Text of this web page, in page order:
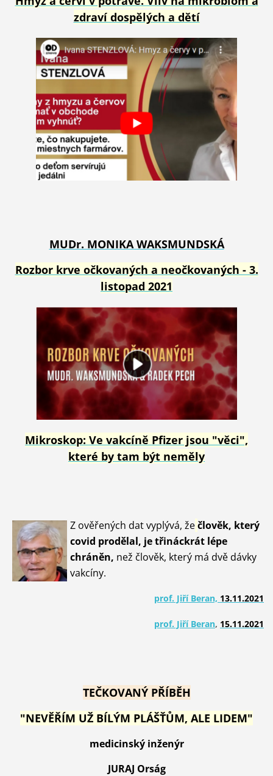
zdraví dospělých a dětí
MUDr. MONIKA WAKSMUNDSKÁ
Rozbor krve očkovaných a neočkovaných - 3.
listopad 2021
Mikroskop: Ve vakcíně Pfizer jsou "věci",
které by tam být neměly
Z ověřených dat vyplývá, žečlověk, který
covid prodělal, je třináckrát lépe
chráněn, než člověk, který má dvě dávky
vakcíny.
prof. Jiří Beran, 13.11.2021
prof. Jiří Beran, 15.11.2021
TEČKOVANÝ PŘÍBĚH
"NEVĚŘÍM UŽ BÍLÝM PLÁŠŤŮM, ALE LIDEM"
medicinský inženýr
JURAJ Orság